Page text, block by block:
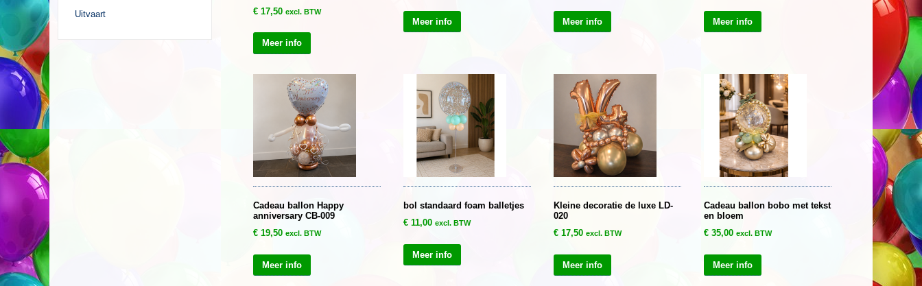
Uitvaart
€ 17,50 excl. BTW
Meer info
Meer info Meer info Meer info
Cadeau ballon Happy
anniversary CB-009
€ 19,50 excl. BTW
Meer info
bol standaard foam balletjes
€11,00 excl. BTW
Meer info
Kleine decoratie de luxe LD-
020
€17,50 excl. BTW
Meer info
Cadeau ballon bobo met tekst
en bloem
€35,00 excl. BTW
Meer info